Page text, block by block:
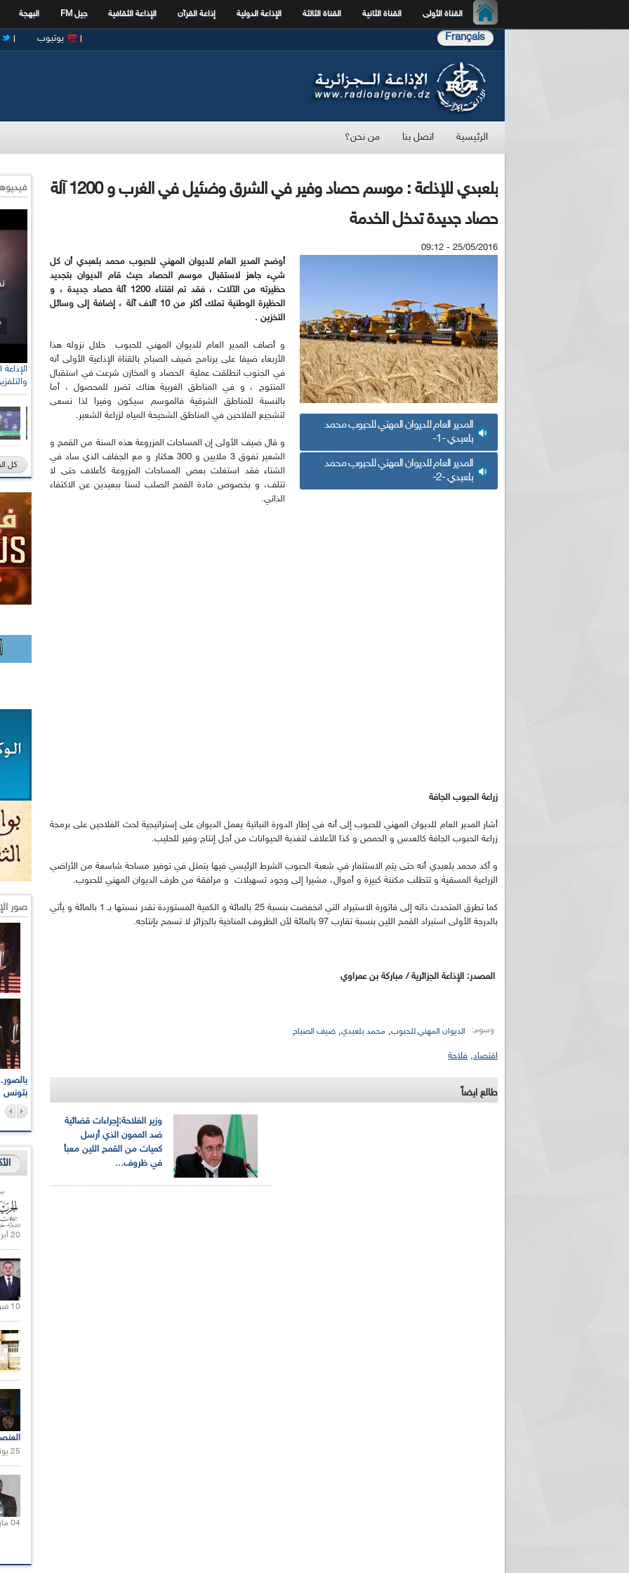
القناة الأولى القناة الثانية القناة الثالثة الإذاعة الدولية إذاعة القرآن الإذاعة الثقافية جيل FM البهجة
Français يوتيوب
الرئيسية اتصل بنا من نحن؟
بلعبدي للإذاعة : موسم حصاد وفير في الشرق وضئيل في الغرب و 1200 آلة
حصاد جديدة تدخل الخدمة
25/05/2016 - 09:12
المدير العام للديوان المهني للحبوب محمد
بلعبدي -1-
المدير العام للديوان المهني للحبوب محمد
بلعبدي -2-
أوضح المدير العام للديوان المهني للحبوب محمد بلعبدي أن كل
شيء جاهز لاستقبال موسم الحصاد حيث قام الديوان بتجديد
حظيرته من الآلات ، فقد تم اقتناء 1200 آلة حصاد جديدة ، و
الحظيرة الوطنية تملك أكثر من 10 آلاف آلة ، إضافة إلى وسائل
التخزين .
و أضاف المدير العام للديوان المهني للحبوب خلال نزوله هذا
الأربعاء ضيفا على برنامج ضيف الصباح بالقناة الإذاعية الأولى أنه
في الجنوب انطلقت عملية الحصاد و المخازن شرعت في استقبال
المنتوج ، و في المناطق الغربية هناك تضرر للمحصول ، أما
بالنسبة للمناطق الشرقية فالموسم سيكون وفيرا لذا نسعى
لتشجيع الفلاحين في المناطق الشحيحة المياه لزراعة الشعير.
و قال ضيف الأولى إن المساحات المزروعة هذه السنة من القمح و
الشعير تفوق 3 ملايين و 300 هكتار و مع الجفاف الذي ساد في
الشتاء فقد استغلت بعض المساحات المزروعة كأعلاف حتى لا
تتلف، و بخصوص مادة القمح الصلب لسنا ببعيدين عن الاكتفاء
الذاتي.
زراعة الحبوب الجافة
أشار المدير العام للديوان المهني للحبوب إلى أنه في إطار الدورة النباتية يعمل الديوان على إستراتيجية لحث الفلاحين على برمجة
زراعة الحبوب الجافة كالعدس و الحمص و كذا الأعلاف لتغذية الحيوانات من أجل إنتاج وفير للحليب.
و أكد محمد بلعبدي أنه حتى يتم الاستثمار في شعبة الحبوب الشرط الرئيسي فيها يتمثل في توفير مساحة شاسعة من الأراضي
الزراعية المسقية و تتطلب مكننة كبيرة و أموال، مشيرا إلى وجود تسهيلات و مرافقة من طرف الديوان المهني للحبوب.
كما تطرق المتحدث ذاته إلى فاتورة الاستيراد التي انخفضت بنسبة 25 بالمائة و الكمية المستوردة تقدر نسبتها بـ 1 بالمائة و يأتي
بالدرجة الأولى استيراد القمح اللين بنسبة تقارب 97 بالمائة لأن الظروف المناخية بالجزائر لا تسمح بإنتاجه.
المصدر: الإذاعة الجزائرية / مباركة بن عمراوي
وسوم: الديوان المهني للحبوب, محمد بلعبدي, ضيف الصباح
اقتصاد, فلاحة
طالع ايضاً
وزير الفلاحة:إجراءات قضائية
ضد الممون الذي أرسل
كميات من القمح اللين معبأ
في ظروف...
كل
صور
بتونس
20 أبريل 2021 |
10 فبراير 2021 |
25 يونيو 2021 |
04 مارس 2020 |